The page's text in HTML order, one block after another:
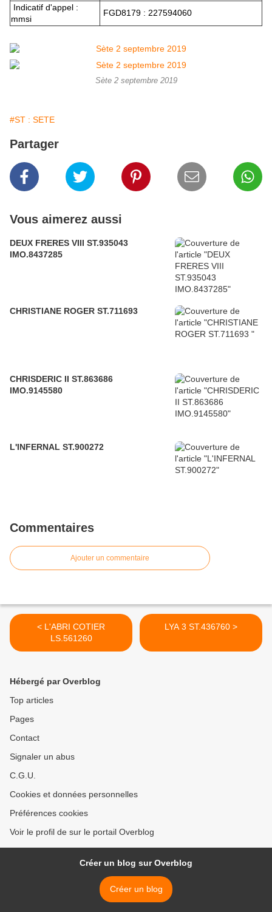
Indicatif d'appel :
mmsi
FGD8179 : 227594060
Sète 2 septembre 2019
#ST : SETE
Partager
Vous aimerez aussi
DEUX FRERES VIII ST.935043
IMO.8437285
CHRISTIANE ROGER ST.711693
CHRISDERIC II ST.863686
IMO.9145580
L'INFERNAL ST.900272
Commentaires
Ajouter un commentaire
< L'ABRI COTIER
LS.561260
LYA 3 ST.436760 >
Hébergé par Overblog
Top articles
Pages
Contact
Signaler un abus
C.G.U.
Cookies et données personnelles
Préférences cookies
Voir le profil de sur le portail Overblog
Créer un blog sur Overblog
Créer un blog